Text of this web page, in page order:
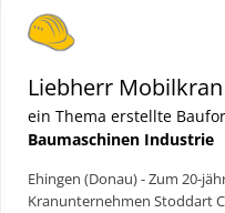
Liebherr Mobilkran
ein Thema erstellte
Baumaschinen Industrie
Ehingen (Donau) - Zum 20-
Kranunternehmen Stoddart